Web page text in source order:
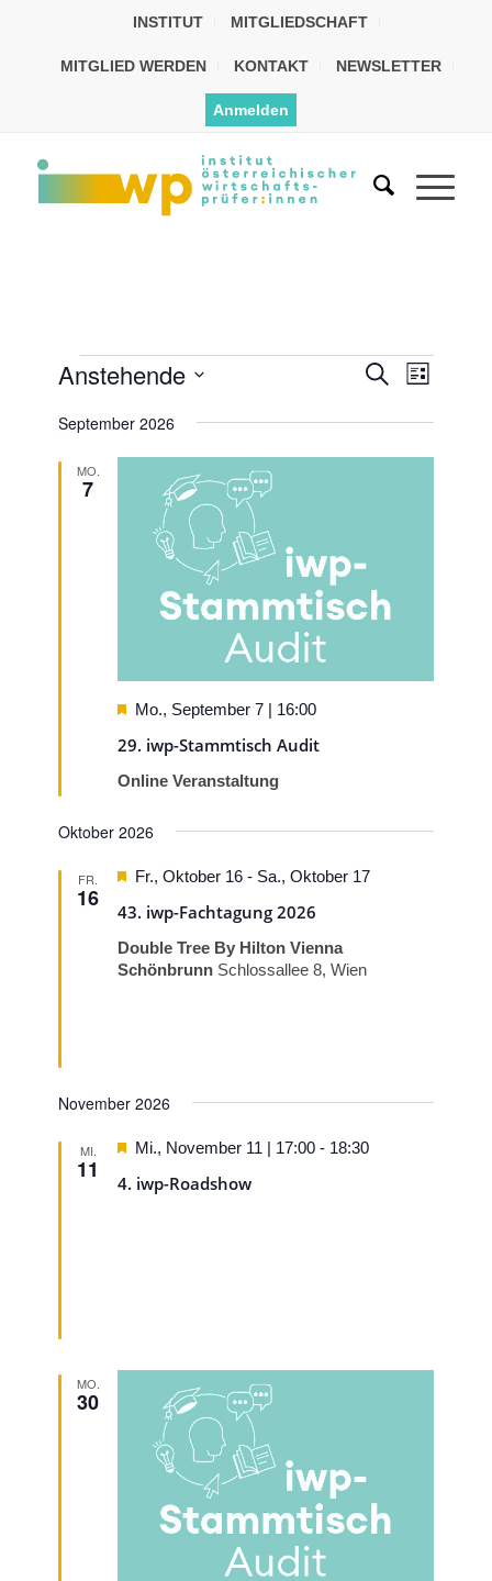
INSTITUT MITGLIEDSCHAFT
MITGLIED WERDEN KONTAKT NEWSLETTER
Anmelden
Suche
Liste
Anstehende
wählen.
September 2026
MO.
7
29. iwp-Stammtisch Audit
Hervorgehoben
Mo., September 7 | 16:00
Online Veranstaltung
Oktober 2026
FR.
16 43. iwp-Fachtagung 2026
Hervorgehoben
Fr., Oktober 16 - Sa., Oktober 17
Double Tree By Hilton Vienna
Schönbrunn Schlossallee 8, Wien
November 2026
MI.
11 4. iwp-Roadshow
Hervorgehoben
Mi., November 11 | 17:00 - 18:30
MO.
30